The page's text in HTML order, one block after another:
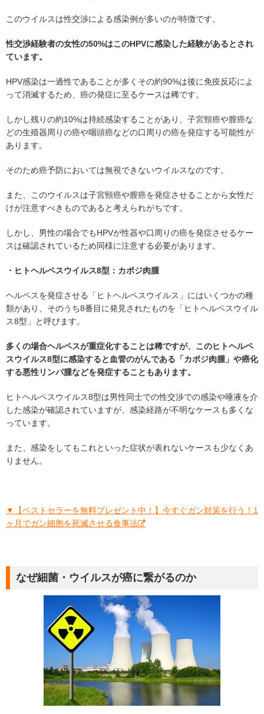
このウイルスは性交渉による感染例が多いのが特徴です。
性交渉経験者の女性の50%はこのHPVに感染した経験があるとされ
ています。
HPV感染は一過性であることが多くその約90%は後に免疫反応によ
って消滅するため、癌の発症に至るケースは稀です。
しかし残りの約10%は持続感染することがあり、子宮頸癌や膣癌な
どの生殖器周りの癌や咽頭癌などの口周りの癌を発症する可能性が
あります。
そのため癌予防においては無視できないウイルスなのです。
また、このウイルスは子宮頸癌や膣癌を発症させることから女性だ
けが注意すべきものであると考えられがちです。
しかし、男性の場合でもHPVが性器や口周りの癌を発症させるケー
スは確認されているため同様に注意する必要があります。
・ヒトヘルペスウイルス8型：カポジ肉腫
ヘルペスを発症させる「ヒトヘルペスウイルス」にはいくつかの種
類があり、そのうち8番目に発見されたものを「ヒトヘルペスウイル
ス8型」と呼びます。
多くの場合ヘルペスが重症化することは稀ですが、このヒトヘルペ
スウイルス8型に感染すると血管のがんである「カポジ肉腫」や癌化
する悪性リンパ腫などを発症することもあります。
ヒトヘルペスウイルス8型は男性同士での性交渉での感染や唾液を介
した感染が確認されていますが、感染経路が不明なケースも多くな
っています。
また、感染をしてもこれといった症状が表れないケースも少なくあ
りません。
▼【ベストセラーを無料プレゼント中！】今すぐガン対策を行う！1
ヶ月でガン細胞を死滅させる食事法
なぜ細菌・ウイルスが癌に繋がるのか